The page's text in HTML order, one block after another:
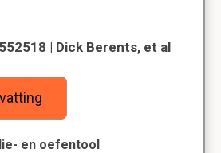
| Dick Berents, et al
en oefentool